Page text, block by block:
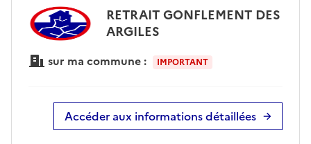
RETRAIT GONFLEMENT DES
ARGILES
sur ma commune : IMPORTANT
Accéder aux informations détaillées